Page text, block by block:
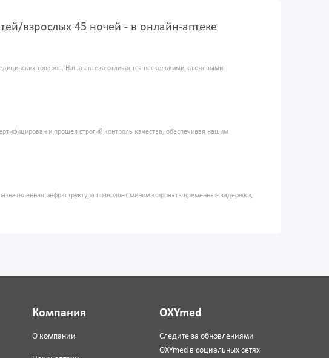
взрослых 45 ночей - в онлайн-аптеке
товаров. Наша аптека отличается несколькими ключевыми
и прошел строгий контроль качества, обеспечивая нашим
инфраструктура позволяет минимизировать временные задержки,
Компания
О компании
OXYmed
Следите за обновлениями
OXYmed в социальных сетях